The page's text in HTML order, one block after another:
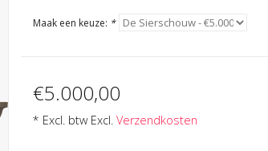
Maak een keuze: *
€5.000,00
* Excl. btw Excl. Verzendkosten